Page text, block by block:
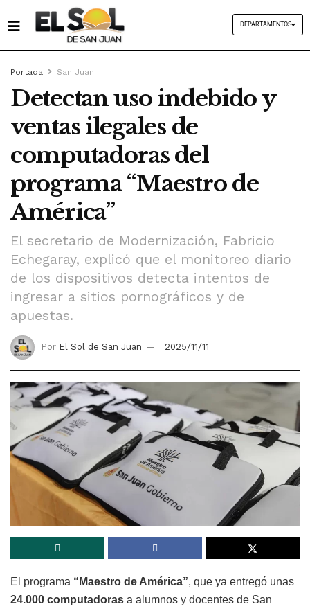
DEPARTAMENTOS
Portada San Juan
Detectan uso indebido y
ventas ilegales de
computadoras del
programa “Maestro de
América”
El secretario de Modernización, Fabricio
Echegaray, explicó que el monitoreo diario
de los dispositivos detecta intentos de
ingresar a sitios pornográficos y de
apuestas.
Por El Sol de San Juan 2025/11/11
El programa “Maestro de América”, que ya entregó unas
24.000 computadoras a alumnos y docentes de San